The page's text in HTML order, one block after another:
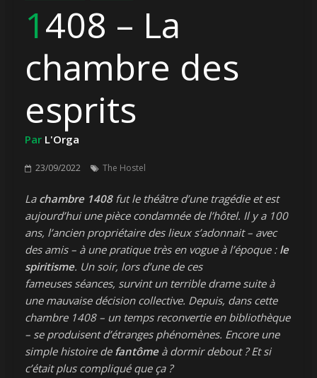
1408 – La
chambre des
esprits
Par L'Orga
23/09/2022 The Hostel
La chambre 1408fut le théâtre d’une tragédie et est
aujourd’hui une pièce condamnée de l’hôtel. Il y a 100
ans, l’ancien propriétaire des lieux s’adonnait – avec
des amis – à une pratique très en vogue à l’époque : le
spiritisme. Un soir, lors d’une de ces
fameuses séances, survint un terrible drame suite à
une mauvaise décision collective. Depuis, dans cette
chambre 1408 – un temps reconvertie en bibliothèque
– se produisent d’étranges phénomènes. Encore une
simple histoire de fantômeà dormir debout ? Et si
c’était plus compliqué que ça ?